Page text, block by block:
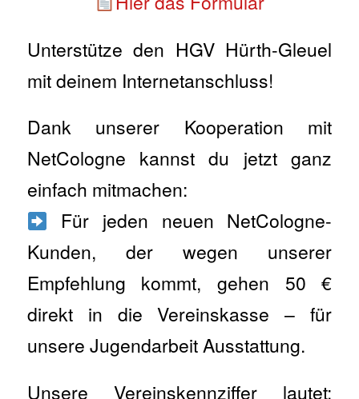
Unterstütze den HGV Hürth-Gleuel
mit deinem Internetanschluss!
Dank unserer Kooperation mit
NetCologne kannst du jetzt ganz
einfach mitmachen:
Für jeden neuen NetCologne-
Kunden, der wegen unserer
Empfehlung kommt, gehen 50 €
direkt in die Vereinskasse – für
unsere Jugendarbeit Ausstattung.
Unsere Vereinskennziffer lautet: